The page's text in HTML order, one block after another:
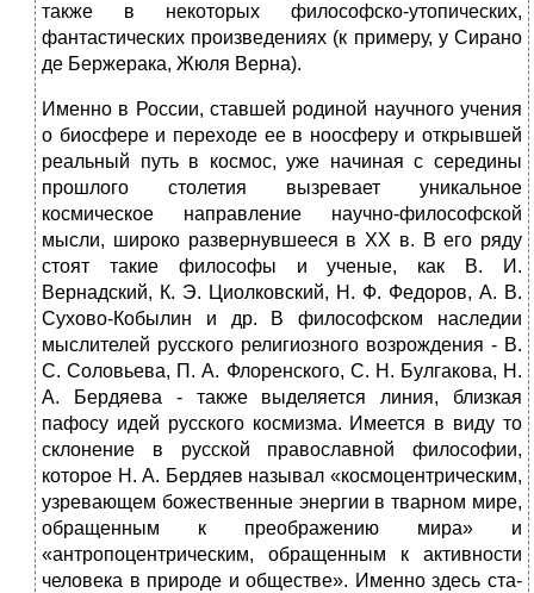
также в неко­торых философско-утопических,
фантастических произведениях (к примеру, у Сирано
де Бержерака, Жюля Верна).
Именно в России, ставшей родиной научного учения
о биосфере и переходе ее в ноосферу и открывшей
реальный путь в космос, уже начиная с середины
про­шлого столетия вызревает уникальное
космическое направление научно-фи­ло­софской
мысли, широко развернувшееся в XX в. В его ряду
стоят такие фило­со­фы и ученые, как В. И.
Вернадский, К. Э. Циолковский, Н. Ф. Федоров, А. В.
Су­хово-Кобылин и др. В философском наследии
мыслителей русского религиоз­ного возрождения - В.
С. Соловьева, П. А. Флоренского, С. Н. Булгакова, Н.
А. Бер­дяева - также выделяется линия, близкая
пафосу идей русского космизма. Имеет­ся в виду то
склонение в русской православной философии,
которое Н. А. Бер­дяев называл «космоцентрическим,
узревающем божественные энергии в твар­ном мире,
обращенным к преображению мира» и
«антропоцентрическим, обра­щенным к активности
человека в природе и обществе». Именно здесь ста­